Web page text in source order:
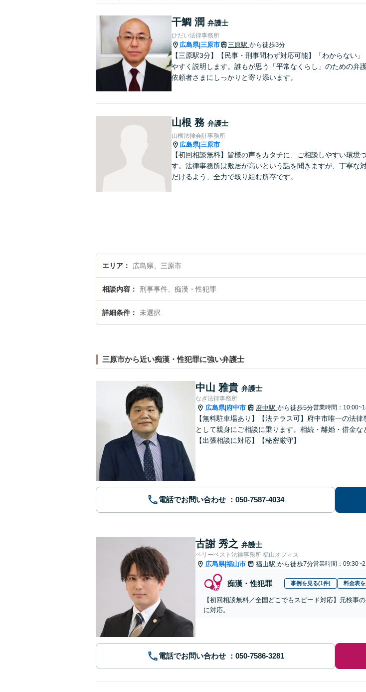
干鯛 潤 弁護士
ひだい法律事務所
広島県|三原市 三原駅 から徒歩3分
【三原駅3分】【民事・刑事問わず対応可能】「わからない
やすく説明します。誰もが思う「平常なくらし」のための弁
依頼者さまにしっかりと寄り添います。
山根 務 弁護士
山根法律会計事務所
広島県|三原市
【初回相談無料】皆様の声をカタチに、ご相談しやすい環境
す。法律事務所は敷居が高いという話を聞きますが、丁寧な
だけるよう、全力で取り組む所存です。
エリア 広島県、三原市
相談内容 刑事事件、痴漢・性犯罪
詳細条件 未選択
三原市から近い痴漢・性犯罪に強い弁護士
中山 雅貴 弁護士
なぎ法律事務所
広島県| 府中市 府中駅 から徒歩5分営業時間：
【無料駐車場あり】【法テラス可】府中市唯一の法
として親身にご相談に乗ります。相続・離婚・借金
【出張相談に対応】【秘密厳守】
電話でお問い合わせ
古謝 秀之 弁護士
ベリーベスト法律事務所 福山オフィス
広島県|福山市 福山駅 から徒歩7分営業時間：
痴漢・性犯罪 事例を見る(1件) 料金表
【初回相談無料／全国どこでもスピード対応】元検事
に対応。
電話でお問い合わせ